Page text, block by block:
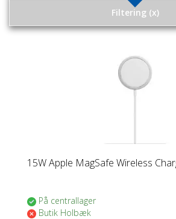
Toggle
Filtering(x)
15W Apple MagSafe Wireless
På centrallager
Butik Holbæk